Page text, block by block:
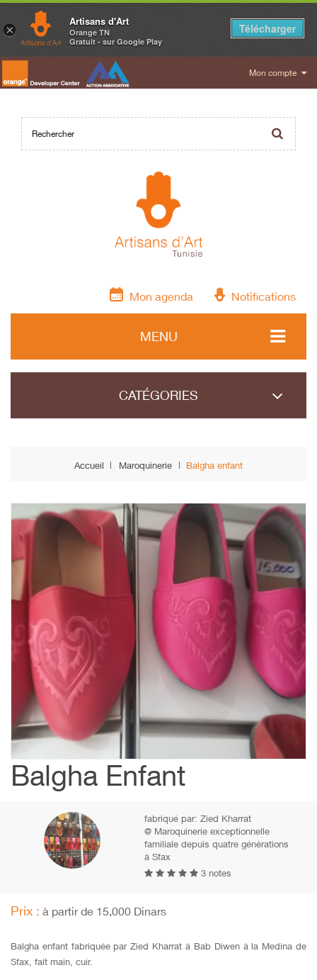
Mon compte
Mon agenda Notifications
MENU
CATÉGORIES
Accueil Maroquinerie Balgha enfant
Balgha Enfant
fabriqué par:Zied Kharrat
@ Maroquinerie exceptionnelle
familiale depuis quatre générations
à Sfax
3 notes
Prix : à partir de 15,000 Dinars
Balgha enfant fabriquée par Zied Kharrat à Bab Diwen à la Medina de
Sfax, fait main, cuir.
×
Artisans d'Art
Orange TN
Gratuit - sur Google Play
Télécharger